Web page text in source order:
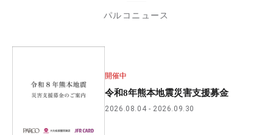
パルコニュース
開催中
令和8年熊本地震災害支援募金
2026.08.04 2026.09.30